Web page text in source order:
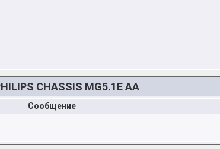
CHASSIS MG5.1E AA
Сообщение